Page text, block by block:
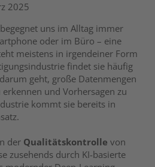
2025
uns im Alltag immer
oder im Büro – eine
meistens in irgendeiner Form
findet sie häufig
geht, große Datenmengen
und Vorhersagen zu
kommt sie bereits in
der Qualitätskontrolle von
zusehends durch KI-basierte